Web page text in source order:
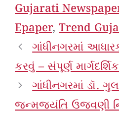
Gujarati
Epaper, Trend
ગાંધીનગરમાં
કરવું – સંપૂર્ણ
ગાંધીનગરમાં ડૉ.
જન્મજયંતિ ઉજવણી